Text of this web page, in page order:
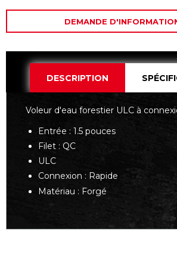
DEMANDE
DESCRIPTION
Voleur d'eau forestier ULC à
Entrée : 1.5 pouces
Filet : QC
ULC
Connexion : Rapide
Matériau : Forgé